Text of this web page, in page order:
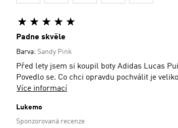
Padne skvěle
Barva: Sandy Pink
Před lety jsem si koupil boty Adidas Lucas
Povedlo se. Co chci opravdu pochválit je
Více informací
Lukemo
Sponzorovaná recenze